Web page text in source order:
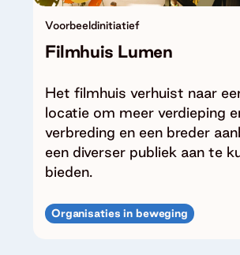
Voorbeeldinitiatief
Filmhuis Lumen
Het filmhuis verhuist naar
locatie om meer verdieping
verbreding en een breder
een diverser publiek aan te
bieden.
Organisaties in beweging